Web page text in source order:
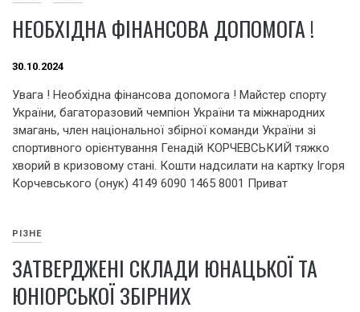
НЕОБХІДНА ФІНАНСОВА ДОПОМОГА !
30.10.2024
Увага ! Необхідна фінансова допомога ! Майстер спорту
України, багаторазовий чемпіон України та міжнародних
змагань, член національної збірної команди України зі
спортивного орієнтування Генадій КОРЧЕВСЬКИЙ тяжко
хворий в кризовому стані. Кошти надсилати на картку Ігоря
Корчевського (онук) 4149 6090 1465 8001 Приват
РІЗНЕ
ЗАТВЕРДЖЕНІ СКЛАДИ ЮНАЦЬКОЇ ТА
ЮНІОРСЬКОЇ ЗБІРНИХ